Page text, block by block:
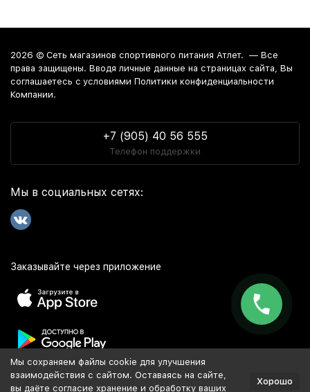
2026 © Сеть магазинов спортивного питания Атлет. — Все
права защищены. Вводя личные данные на страницах сайта, Вы
соглашаетесь c условиями Политики конфиденциальности
Компании.
+7 (905) 40 56 555
Телефон поддержки
Мы в социальных сетях:
Заказывайте через приложение
Популярное
Мы сохраняем файлы cookie для улучшения
взаимодействия с сайтом. Оставаясь на сайте,
вы даёте согласие хранение и обработку ваших
Хорошо